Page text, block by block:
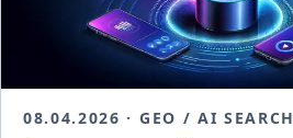
08.04.2026 · GEO / AI SEARCH